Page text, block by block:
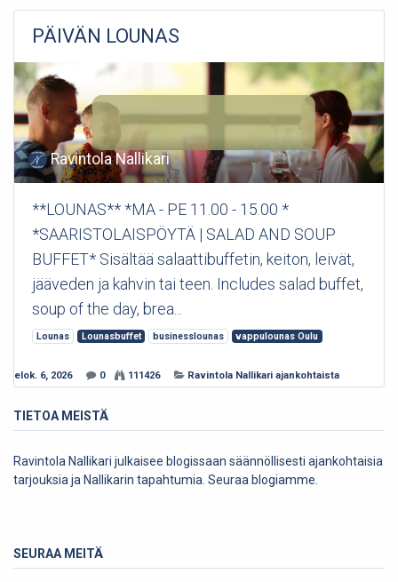
PÄIVÄN LOUNAS
Ravintola Nallikari
**LOUNAS** *MA - PE 11.00 - 15.00 *
*SAARISTOLAISPÖYTÄ | SALAD AND SOUP
BUFFET* Sisältää salaattibuffetin, keiton, leivät,
jääveden ja kahvin tai teen. Includes salad buffet,
soup of the day, brea...
Lounas Lounasbuffet businesslounas vappulounas Oulu
elok. 6, 2026 0 111426 Ravintola Nallikari ajankohtaista
TIETOA MEISTÄ
Ravintola Nallikari julkaisee blogissaan säännöllisesti ajankohtaisia
tarjouksia ja Nallikarin tapahtumia. Seuraa blogiamme.
SEURAA MEITÄ